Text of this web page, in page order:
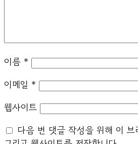
이름 *
이메일 *
웹사이트
다음 번 댓글 작성을 위해 이 브